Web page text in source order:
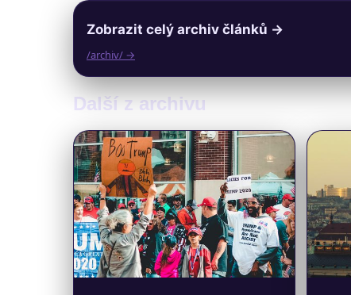
Zobrazit celý archiv článků →
/archiv/ →
Další z archivu